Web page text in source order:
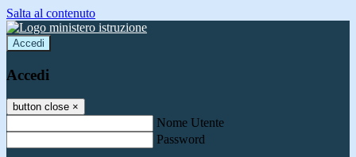
Salta al contenuto
Accedi
Accedi
button close ×
Nome Utente
Password